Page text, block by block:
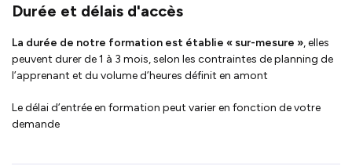
Durée et délais d'accès
La durée de notre formation est établie « sur-mesure », elles
peuvent durer de 1 à 3 mois, selon les contraintes de planning de
l’apprenant et du volume d’heures définit en amont
Le délai d’entrée en formation peut varier en fonction de votre
demande